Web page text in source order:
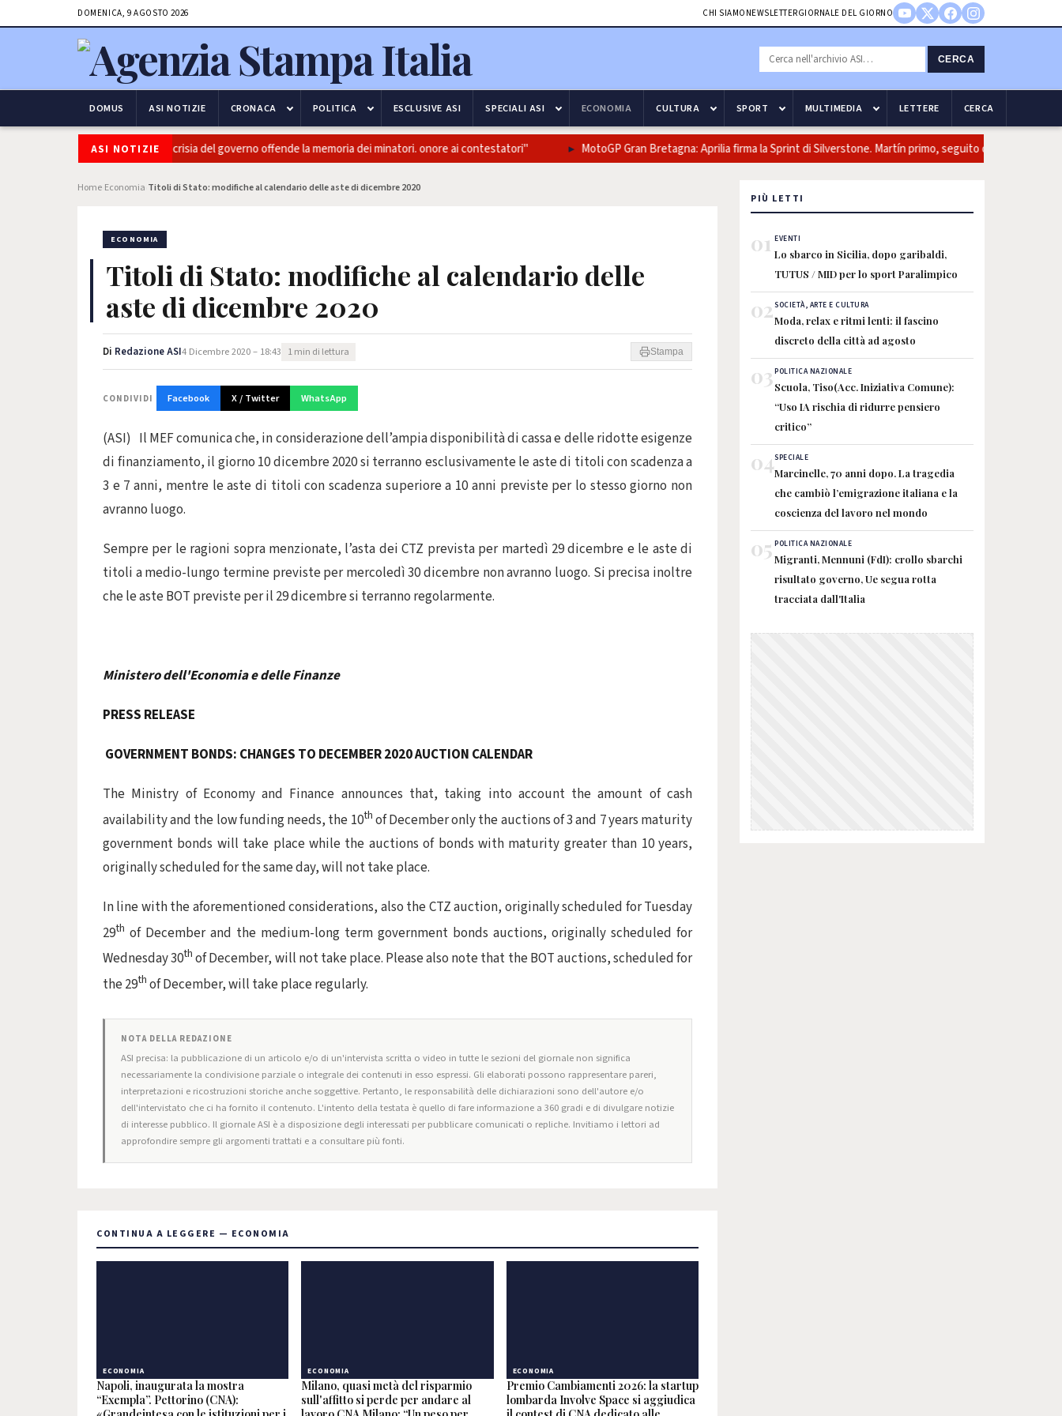
DOMENICA, 9 AGOSTO 2026 CHI SIAMO NEWSLETTERGIORNALE DEL GIORNO
CERCA
DOMUS ASI NOTIZIE CRONACA POLITICA ESCLUSIVE ASI SPECIALI ASI ECONOMIA CULTURA SPORT MULTIMEDIA LETTERE CERCA
ASI NOTIZIE
Barbera (PRC): "L'Ipocrisia del governo offende la memoria dei minatori. onore ai contestatori" MotoGP Gran Bretagna: Aprilia firma la Sprint di Silverstone. Martín primo, seguito da Ogura e
Home Economia Titoli di Stato: modifiche al calendario delle aste di dicembre 2020
ECONOMIA
Titoli di Stato: modifiche al calendario delle
aste di dicembre 2020
Di Redazione ASI4 Dicembre 2020 – 18:43 1 min di lettura Stampa
CONDIVIDI Facebook X / Twitter WhatsApp
(ASI) Il MEF comunica che, in considerazione dell’ampia disponibilità di cassa e delle ridotte esigenze
di finanziamento, il giorno 10 dicembre 2020 si terranno esclusivamente le aste di titoli con scadenza a
3 e 7 anni, mentre le aste di titoli con scadenza superiore a 10 anni previste per lo stesso giorno non
avranno luogo.
Sempre per le ragioni sopra menzionate, l’asta dei CTZ prevista per martedì 29 dicembre e le aste di
titoli a medio-lungo termine previste per mercoledì 30 dicembre non avranno luogo. Si precisa inoltre
che le aste BOT previste per il 29 dicembre si terranno regolarmente.
Ministero dell'Economia e delle Finanze
PRESS RELEASE
GOVERNMENT BONDS: CHANGES TO DECEMBER 2020 AUCTION CALENDAR
The Ministry of Economy and Finance announces that, taking into account the amount of cash
availability and the low funding needs, the 10th of December only the auctions of 3 and 7 years maturity
government bonds will take place while the auctions of bonds with maturity greater than 10 years,
originally scheduled for the same day, will not take place.
In line with the aforementioned considerations, also the CTZ auction, originally scheduled for Tuesday
29th of December and the medium-long term government bonds auctions, originally scheduled for
Wednesday 30th of December, will not take place. Please also note that the BOT auctions, scheduled for
the 29th of December, will take place regularly.
NOTA DELLA REDAZIONE
ASI precisa: la pubblicazione di un articolo e/o di un'intervista scritta o video in tutte le sezioni del giornale non significa
necessariamente la condivisione parziale o integrale dei contenuti in esso espressi. Gli elaborati possono rappresentare pareri,
interpretazioni e ricostruzioni storiche anche soggettive. Pertanto, le responsabilità delle dichiarazioni sono dell'autore e/o
dell'intervistato che ci ha fornito il contenuto. L'intento della testata è quello di fare informazione a 360 gradi e di divulgare notizie
di interesse pubblico. Il giornale ASI è a disposizione degli interessati per pubblicare comunicati o repliche. Invitiamo i lettori ad
approfondire sempre gli argomenti trattati e a consultare più fonti.
CONTINUA A LEGGERE — ECONOMIA
ECONOMIA
Napoli, inaugurata la mostra
“Exempla”. Pettorino (CNA):
ECONOMIA
Milano, quasi metà del risparmio
sull'affitto si perde per andare al
ECONOMIA
Premio Cambiamenti 2026: la startup
lombarda Involve Space si aggiudica
PIÙ LETTI
01 EVENTI
Lo sbarco in Sicilia, dopo garibaldi,
TUTUS / MID per lo sport Paralimpico
02SOCIETÀ, ARTE E CULTURA
Moda, relax e ritmi lenti: il fascino
discreto della città ad agosto
03POLITICA NAZIONALE
Scuola, Tiso(Acc. Iniziativa Comune):
“Uso IA rischia di ridurre pensiero
critico”
04SPECIALE
Marcinelle, 70 anni dopo. La tragedia
che cambiò l’emigrazione italiana e la
coscienza del lavoro nel mondo
05 POLITICA NAZIONALE
Migranti, Mennuni (FdI): crollo sbarchi
risultato governo, Ue segua rotta
tracciata dall'Italia